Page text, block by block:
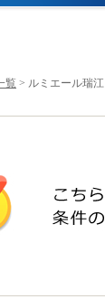
覧 > ルミエール瑞